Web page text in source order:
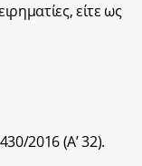
είτε ως
2016 (Α’ 32).